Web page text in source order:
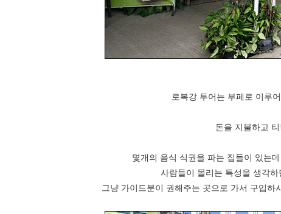
로복강 투어는 부페로 이루
돈을 지불하고
몇개의 음식 식권을 파는 집들이 있는
사람들이 몰리는 특성을 생각하
그냥 가이드분이 권해주는 곳으로 가서 구입